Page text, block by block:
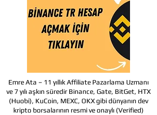
Emre Ata – 11 yıllık Affiliate Pazarlama Uzmanı
ve 7 yılı aşkın süredir Binance, Gate, BitGet, HTX
(Huobi), KuCoin, MEXC, OKX gibi dünyanın dev
kripto borsalarının resmi ve onaylı (Verified)